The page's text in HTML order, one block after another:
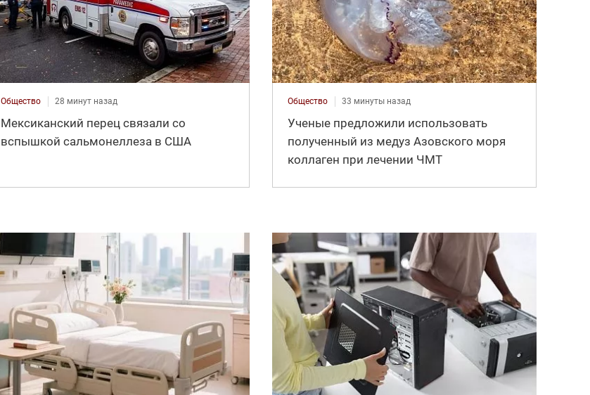
Общество 28 минут назад
Мексиканский перец связали со
вспышкой сальмонеллеза в США
Общество 33 минуты назад
Ученые предложили использовать
полученный из медуз Азовского моря
коллаген при лечении ЧМТ